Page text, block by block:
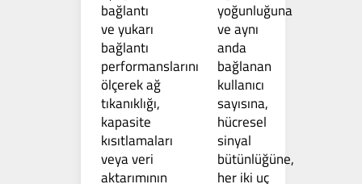
bağlantı
ve yukarı
bağlantı
performanslarını
ölçerek ağ
tıkanıklığı,
kapasite
kısıtlamaları
veya veri
aktarımının
yoğunluğuna
ve aynı
anda
bağlanan
kullanıcı
sayısına,
hücresel
sinyal
bütünlüğüne,
her iki uç